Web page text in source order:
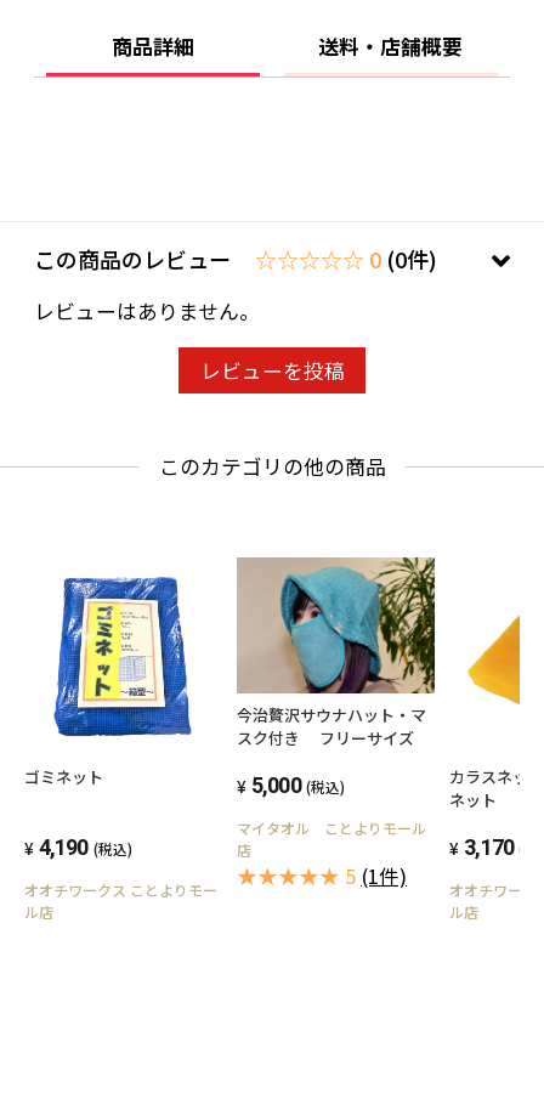
かりと固定できるように設計されています。
商品詳細 送料・店舗概要
この商品のレビュー ☆☆☆☆☆ 0 (0件)
レビューはありません。
レビューを投稿
このカテゴリの他の商品
ゴミネット
4,190 (税込)
オオチワークス ことよりモー
ル店
今治贅沢サウナハット・マ
スク付き フリーサイズ
5,000 (税込)
マイタオル ことよりモール
店
★★★★★ 5 (1件)
カラスネッ
ネット
3,170 (税
オオチワーク
ル店